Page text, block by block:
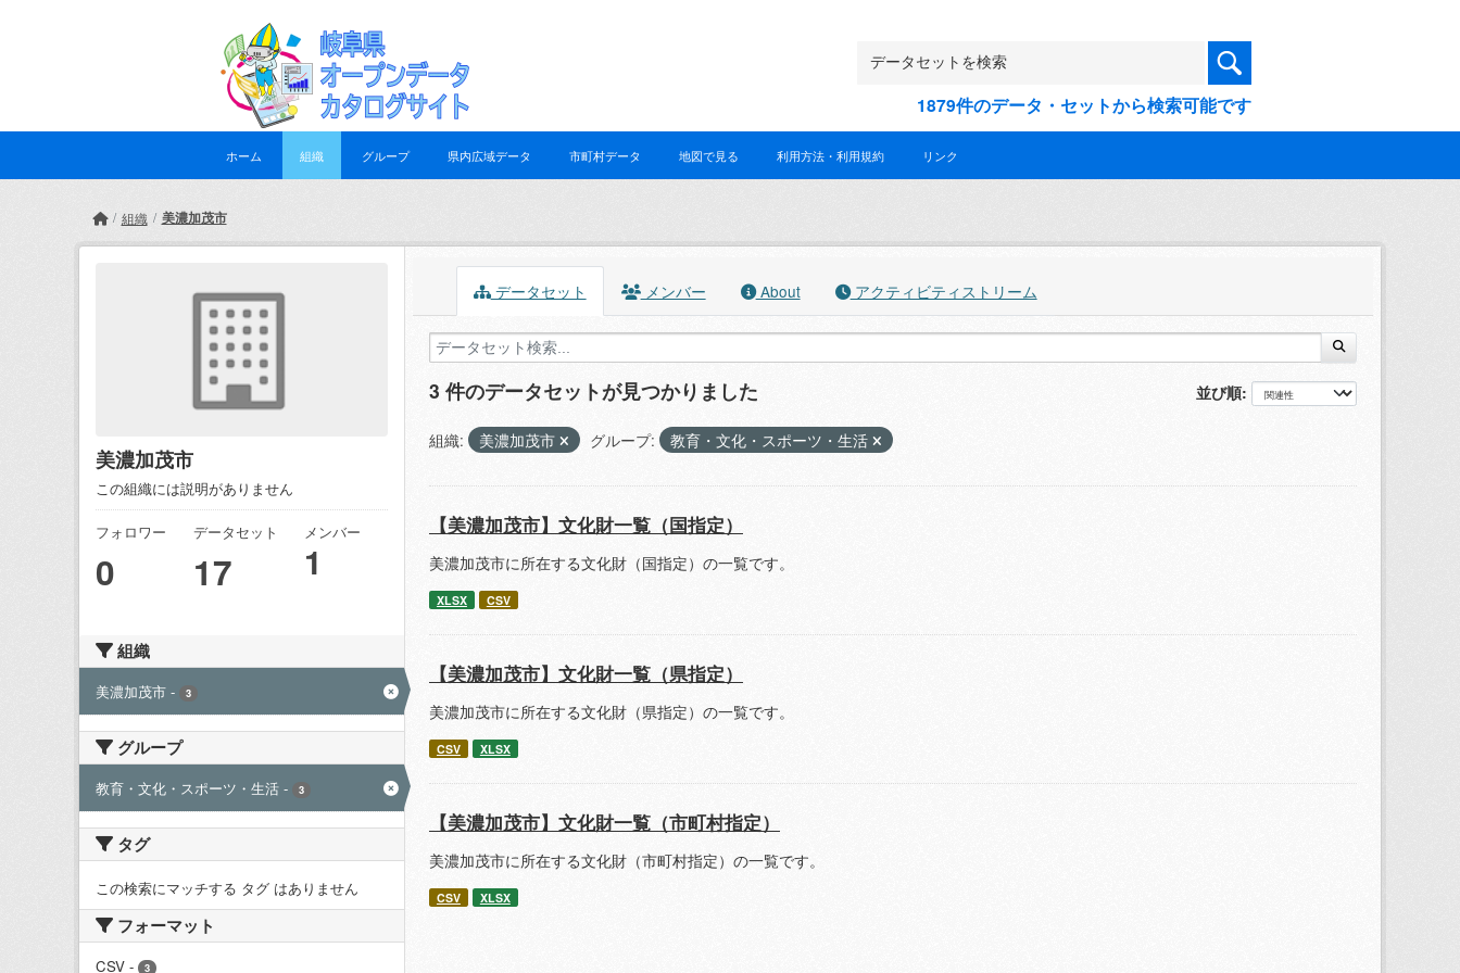
1879件のデータ・セットから検索可能です
ホーム 組織 グループ 県内広域データ 市町村データ 地図で見る 利用方法・利用規約 リンク
組織 美濃加茂市
美濃加茂市
この組織には説明がありません
フォロワー
0
データセット
17
メンバー
1
組織
美濃加茂市 - 3
グループ
教育・文化・スポーツ・生活 - 3
タグ
この検索にマッチする タグ はありません
フォーマット
CSV - 3
データセット メンバー About アクティビティストリーム
並び順
3 件のデータセットが見つかりました
組織: 美濃加茂市 グループ: 教育・文化・スポーツ・生活
【美濃加茂市】文化財一覧（国指定）
美濃加茂市に所在する文化財（国指定）の一覧です。
XLSX CSV
【美濃加茂市】文化財一覧（県指定）
美濃加茂市に所在する文化財（県指定）の一覧です。
CSV XLSX
【美濃加茂市】文化財一覧（市町村指定）
美濃加茂市に所在する文化財（市町村指定）の一覧です。
CSV XLSX